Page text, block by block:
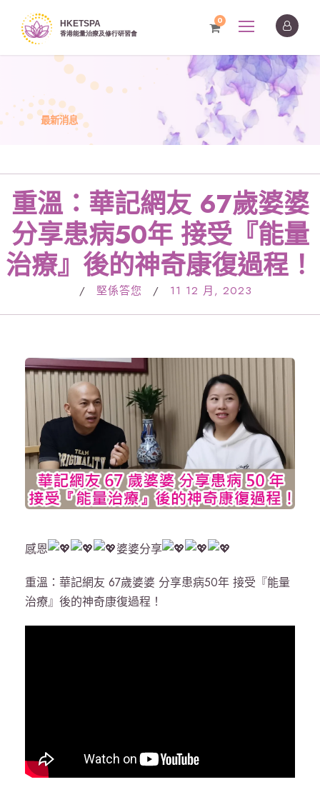
0
最新消息
重溫：華記網友 67歲婆婆
分享患病50年 接受『能量
治療』後的神奇康復過程！
/ 堅係答您 / 11 12 月, 2023
感恩 婆婆分享
重溫：華記網友 67歲婆婆 分享患病50年 接受『能量
治療』後的神奇康復過程！